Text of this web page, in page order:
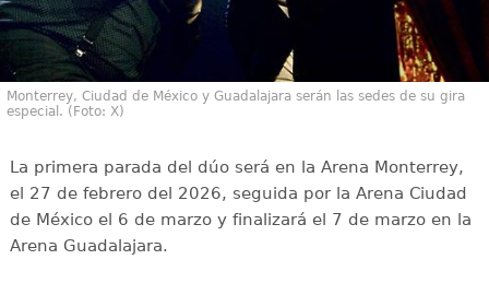
Monterrey, Ciudad de México y Guadalajara serán las sedes de su gira
especial. (Foto: X)
La primera parada del dúo será en la Arena Monterrey,
el 27 de febrero del 2026, seguida por la Arena Ciudad
de México el 6 de marzo y finalizará el 7 de marzo en la
Arena Guadalajara.